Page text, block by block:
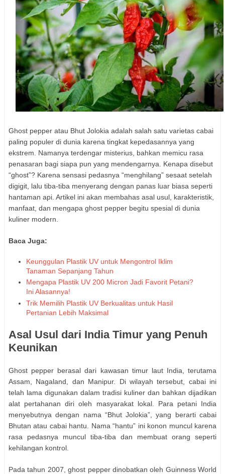
Ghost pepper atau Bhut Jolokia adalah salah satu varietas cabai
paling populer di dunia karena tingkat kepedasannya yang
ekstrem. Namanya terdengar misterius, bahkan memicu rasa
penasaran bagi siapa pun yang mendengarnya. Kenapa disebut
“ghost”? Karena sensasi pedasnya “menghilang” sesaat setelah
digigit, lalu tiba-tiba menyerang dengan panas luar biasa seperti
hantaman api. Artikel ini akan membahas asal usul, karakteristik,
manfaat, dan mengapa ghost pepper begitu spesial di dunia
kuliner modern.
Baca Juga:
Keunggulan Plastik UV untuk Mengontrol Iklim
Tanaman Sepanjang Tahun
Mengapa Plastik UV 200 Micron Jadi Favorit Petani?
Ini Alasannya!
Trik Memilih Plastik UV Berkualitas untuk Hasil
Pertanian Lebih Maksimal
Asal Usul dari India Timur yang Penuh
Keunikan
Ghost pepper berasal dari kawasan timur laut India, terutama
Assam, Nagaland, dan Manipur. Di wilayah tersebut, cabai ini
telah lama digunakan dalam tradisi kuliner dan bahkan dijadikan
alat pertahanan diri oleh masyarakat lokal. Para petani India
menyebutnya dengan nama “Bhut Jolokia”, yang berarti cabai
Bhutan atau cabai hantu. Nama “hantu” ini konon muncul karena
rasa pedasnya muncul tiba-tiba dan membuat orang seperti
kehilangan kontrol.
Pada tahun 2007, ghost pepper dinobatkan oleh Guinness World